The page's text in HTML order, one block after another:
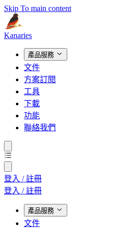
Skip To main content
Kanaries
產品服務
文件
方案訂閱
工具
下載
功能
聯絡我們
登入 / 註冊
登入 / 註冊
產品服務
文件